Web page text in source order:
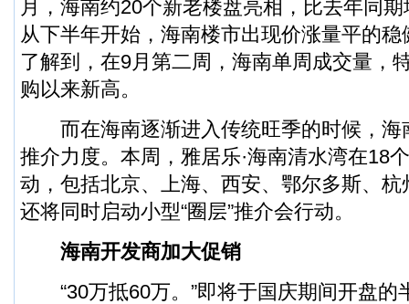
月，海南约20个新老楼盘亮相，比去年同
从下半年开始，海南楼市出现价涨量平的
了解到，在9月第二周，海南单周成交量，
购以来新高。
而在海南逐渐进入传统旺季的时候，海
推介力度。本周，雅居乐·海南清水湾在18
动，包括北京、上海、西安、鄂尔多斯、
还将同时启动小型“圈层”推介会行动。
海南开发商加大促销
“30万抵60万。”即将于国庆期间开盘的